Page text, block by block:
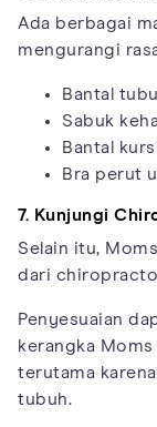
Ada berbagai
mengurangi
Bantal
Sabuk
Bantal
Bra perut
7. Kunjungi
Selain itu,
dari
Penyesuaian
kerangka
terutama
tubuh.